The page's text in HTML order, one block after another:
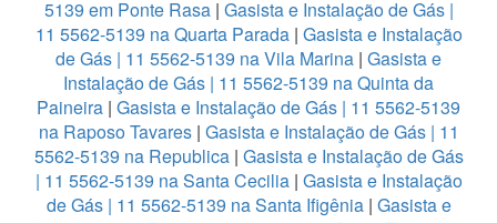
5139 em Ponte Rasa| Gasista e Instalação de Gás |
11 5562-5139 na Quarta Parada| Gasista e Instalação
de Gás | 11 5562-5139 na Vila Marina | Gasista e
Instalação de Gás | 11 5562-5139 na Quinta da
Paineira | Gasista e Instalação de Gás | 11 5562-5139
na Raposo Tavares| Gasista e Instalação de Gás | 11
5562-5139 na Republica| Gasista e Instalação de Gás
| 11 5562-5139 na Santa Cecilia| Gasista e Instalação
de Gás | 11 5562-5139 na Santa Ifigênia | Gasista e